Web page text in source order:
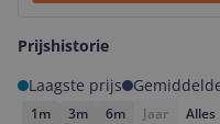
Prijshistorie
Laagste prijs
1m 3m 6m Jaar Alles